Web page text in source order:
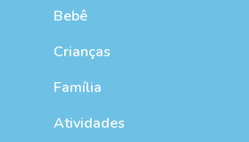
Bebê
Crianças
Família
Atividades